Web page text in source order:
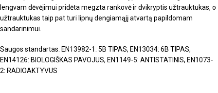
lengvam dėvėjimui pridėta megzta rankovė ir dvikryptis užtrauktukas, o
užtrauktukas taip pat turi lipnų dengiamąjį atvartą papildomam
sandarinimui.
Saugos standartas: EN13982-1: 5B TIPAS, EN13034: 6B TIPAS,
EN14126: BIOLOGIŠKAS PAVOJUS, EN1149-5: ANTISTATINIS, EN1073-
2: RADIOAKTYVUS